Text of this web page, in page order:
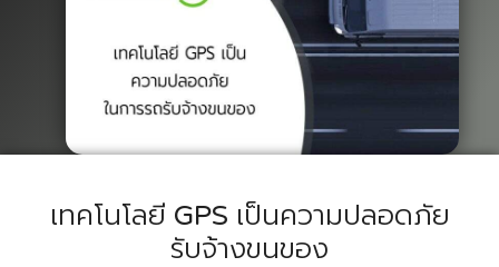
เทคโนโลยี GPS เป็นความปลอดภัย
รับจ้างขนของ